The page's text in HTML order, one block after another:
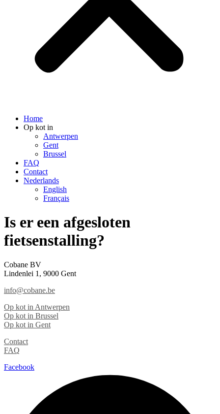
Home
Op kot in
Antwerpen
Gent
Brussel
FAQ
Contact
Nederlands
English
Français
Is er een afgesloten
fietsenstalling?
Cobane BV
Lindenlei 1, 9000 Gent
info@cobane.be
Op kot in Antwerpen
Op kot in Brussel
Op kot in Gent
Contact
FAQ
Facebook